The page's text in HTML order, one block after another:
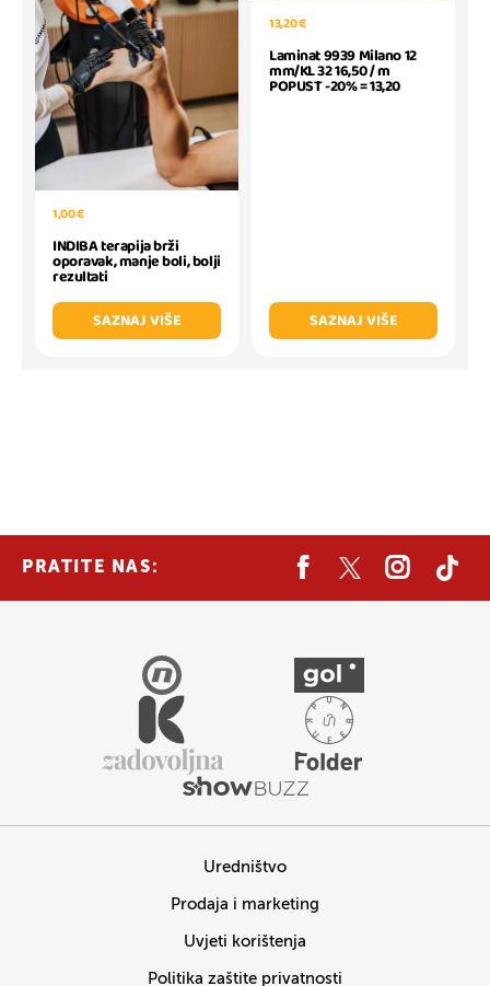
1,00 €
INDIBA terapija brži
oporavak, manje boli, bolji
rezultati
SAZNAJ VIŠE
13,20 €
Laminat 9939 Milano 12
mm/KL 32 16,50 / m
POPUST -20% = 13,20
SAZNAJ VIŠE
PRATITE NAS:
Uredništvo
Prodaja i marketing
Uvjeti korištenja
Politika zaštite privatnosti